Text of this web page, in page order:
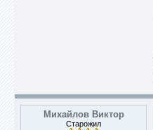
Михайлов Виктор
Старожил